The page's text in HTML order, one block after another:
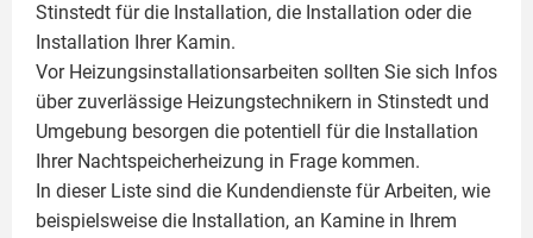
Stinstedt für die Installation, die Installation oder die
Installation Ihrer Kamin.
Vor Heizungsinstallationsarbeiten sollten Sie sich Infos
über zuverlässige Heizungstechnikern in Stinstedt und
Umgebung besorgen die potentiell für die Installation
Ihrer Nachtspeicherheizung in Frage kommen.
In dieser Liste sind die Kundendienste für Arbeiten, wie
beispielsweise die Installation, an Kamine in Ihrem